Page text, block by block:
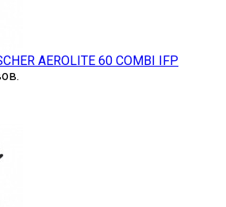
AEROLITE 60 COMBI IFP